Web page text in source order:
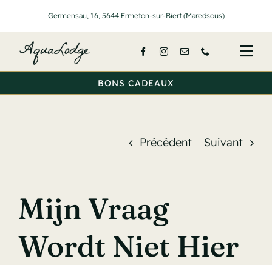
contenu
Germensau, 16, 5644 Ermeton-sur-Biert (Maredsous)
A propos
BONS CADEAUX
Précédent Suivant
Mijn Vraag
Wordt Niet Hier